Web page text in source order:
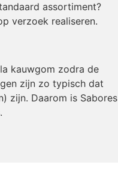
assortiment?
verzoek realiseren.
kauwgom zodra de
zijn zo typisch dat
zijn. Daarom is Sabores